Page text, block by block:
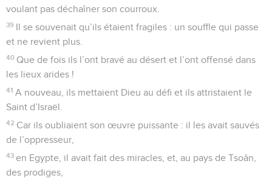
voulant pas déchaîner son courroux.
39 Il se souvenait qu’ils étaient fragiles : un souffle qui passe
et ne revient plus.
40 Que de fois ils l’ont bravé au désert et l’ont offensé dans
les lieux arides !
41 A nouveau, ils mettaient Dieu au défi et ils attristaient le
Saint d’Israël.
42 Car ils oubliaient son œuvre puissante : il les avait sauvés
de l’oppresseur,
43 en Egypte, il avait fait des miracles, et, au pays de Tsoân,
des prodiges,